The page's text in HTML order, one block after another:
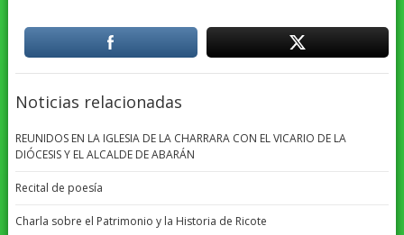
Noticias relacionadas
REUNIDOS EN LA IGLESIA DE LA CHARRARA CON EL VICARIO DE LA
DIÓCESIS Y EL ALCALDE DE ABARÁN
Recital de poesía
Charla sobre el Patrimonio y la Historia de Ricote